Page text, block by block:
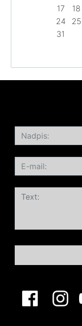
17
18
24
25
31